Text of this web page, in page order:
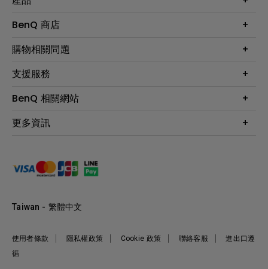
大型液晶
投影機
智慧照明
專業拍物視訊鏡頭
BenQ 商店
最新產品與活動
尋找銷售據點
會員綁定LINE教學
購物相關問題
第一次購物就上手
延長保固購買
贈品兌換網站首頁
支援服務
服務公告
保固條例
手冊與軟體下載
產品常見問題
BenQ 相關網站
專業商用解決方案
BenQ 大娛樂家
更多資訊
永續發展
產品碳足跡報告
明基基金會
使用者條款
隱私權政策 Cookie 政策 聯絡客服
進出口遵
循
Taiwan - 繁體中文